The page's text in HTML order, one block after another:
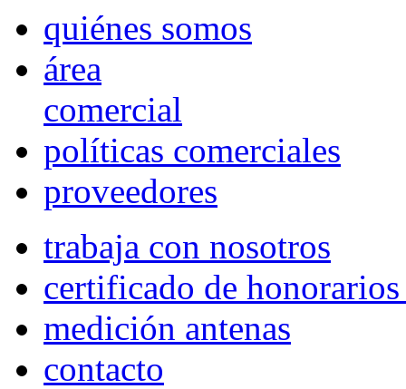
quiénes somos
área
comercial
políticas comerciales
proveedores
trabaja con nosotros
certificado de
medición antenas
contacto